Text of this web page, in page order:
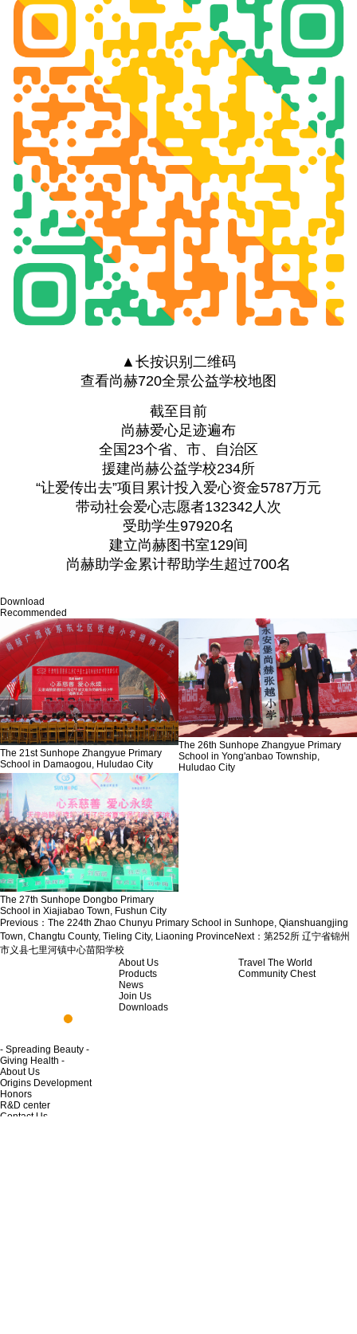
▲长按识别二维码
查看尚赫720全景公益学校地图
截至目前
尚赫爱心足迹遍布
全国23个省、市、自治区
援建尚赫公益学校234所
“让爱传出去”项目累计投入爱心资金5787万元
带动社会爱心志愿者132342人次
受助学生97920名
建立尚赫图书室129间
尚赫助学金累计帮助学生超过700名
Download
Recommended
The 21st Sunhope Zhangyue Primary
School in Damaogou, Huludao City
The 26th Sunhope Zhangyue Primary
School in Yong'anbao Township,
Huludao City
The 27th Sunhope Dongbo Primary
School in Xiajiabao Town, Fushun City
Previous： The 224th Zhao Chunyu Primary School in Sunhope, Qianshuangjing
Town, Changtu County, Tieling City, Liaoning Province Next： 第252所 辽宁省锦州
市义县七里河镇中心苗阳学校
- Spreading Beauty -
Giving Health -
About Us
Products
News
Join Us
Downloads
Travel The World
Community Chest
About Us
Origins Development
Honors
R&D center
Contact Us